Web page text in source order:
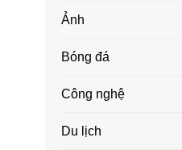
Ảnh
Bóng đá
Công nghệ
Du lịch